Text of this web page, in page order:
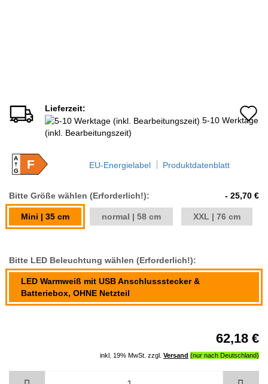
Lieferzeit:
5-10 Werktage
(inkl. Bearbeitungszeit)
A
GF EU-Energielabel Produktdatenblatt
Bitte Größe wählen (Erforderlich!): - 25,70 €
Mini | 35 cm normal | 58 cm XXL | 76 cm
Bitte LED Beleuchtung wählen (Erforderlich!):
LED Warmweiß mit USB Anschlussstecker &
Batteriebox, OHNE Netzteil
62,18 €
inkl. 19% MwSt. zzgl. Versand